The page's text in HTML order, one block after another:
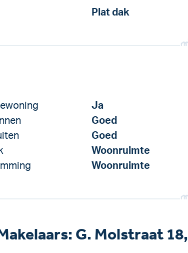
Plat dak
Ja
Goed
Goed
Woonruimte
Woonruimte
G. Molstraat 18,